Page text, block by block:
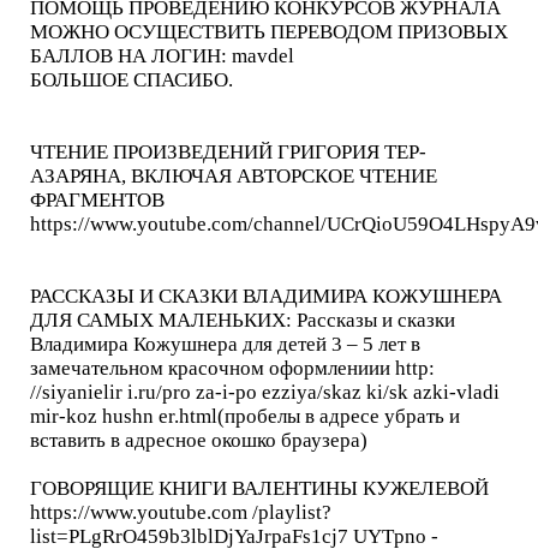
ПОМОЩЬ ПРОВЕДЕНИЮ КОНКУРСОВ ЖУРНАЛА
МОЖНО ОСУЩЕСТВИТЬ ПЕРЕВОДОМ ПРИЗОВЫХ
БАЛЛОВ НА ЛОГИН: mavdel
БОЛЬШОЕ СПАСИБО.
ЧТЕНИЕ ПРОИЗВЕДЕНИЙ ГРИГОРИЯ ТЕР-
АЗАРЯНА, ВКЛЮЧАЯ АВТОРСКОЕ ЧТЕНИЕ
ФРАГМЕНТОВ
https://www.youtube.com/channel/
РАССКАЗЫ И СКАЗКИ ВЛАДИМИРА КОЖУШНЕРА
ДЛЯ САМЫХ МАЛЕНЬКИХ: Рассказы и сказки
Владимира Кожушнера для детей 3 – 5 лет в
замечательном красочном оформлениии http:
//siyanielir i.ru/pro za-i-po ezziya/skaz ki/sk azki-vladi
mir-koz hushn er.html(пробелы в адресе убрать и
вставить в адресное окошко браузера)
ГОВОРЯЩИЕ КНИГИ ВАЛЕНТИНЫ КУЖЕЛЕВОЙ
https://www.youtube.com /playlist?
list=PLgRrO459b3lblDjYaJrpaFs1cj7 UYTpno -